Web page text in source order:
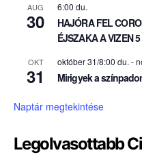
AUG
30
6:00 du.
HAJÓRA FEL
ÉJSZAKA A VIZEN
OKT
31
október 31/8:00 du. -
Mirigyek a
Naptár megtekintése
Legolvasottabb